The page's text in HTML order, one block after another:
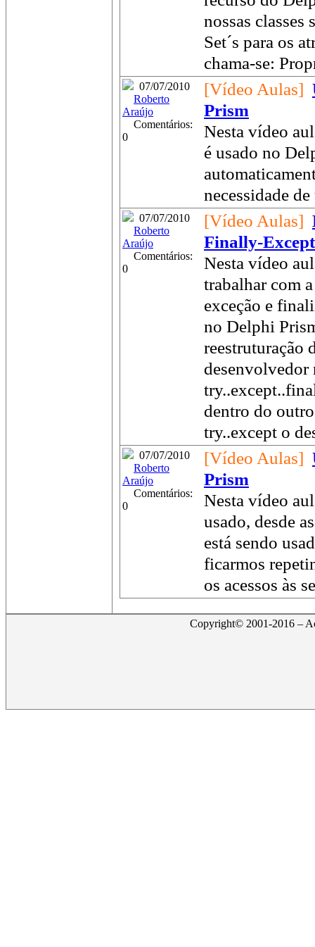
nossas classes
Set´s para os
chama-se:
07/07/2010
Roberto
Araújo
Comentários:
0
[Vídeo Aulas]
Prism
Nesta vídeo
é usado no
necessidade
07/07/2010
Roberto
Araújo
Comentários:
0
[Vídeo Aulas]
Finally-
Nesta vídeo
trabalhar com
exceção e
no Delphi
reestruturação
desenvolvedor
dentro do
try..except o
07/07/2010
Roberto
Araújo
Comentários:
0
[Vídeo Aulas]
Prism
Nesta vídeo
usado, desde
está sendo
ficarmos
os acessos às
Copyright© 2001-2016 –